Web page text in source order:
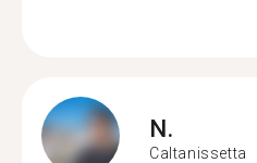
N.
Caltanissetta